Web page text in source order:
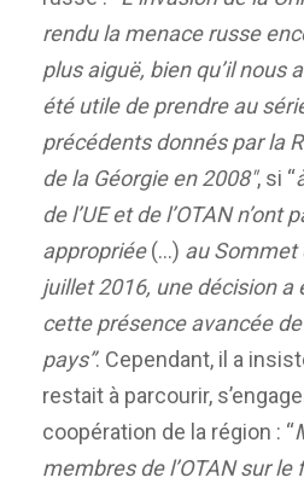
rendu la menace russe
plus aiguë, bien qu’il nous
été utile de prendre au
précédents donnés par la
de la Géorgie en 2008″, si “
de l’UE et de l’OTAN n’ont
appropriée(…) au Sommet
juillet 2016, une décision a
cette présence avancée de
pays”. Cependant, il a
restait à parcourir,
coopération de la région : “
membres de l’OTAN sur le